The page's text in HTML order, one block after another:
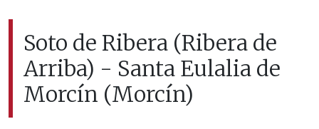
Soto de Ribera (Ribera de
Arriba) - Santa Eulalia de
Morcín (Morcín)